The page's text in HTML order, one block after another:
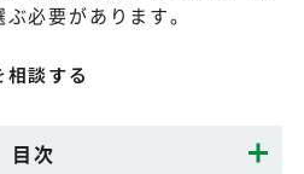
必要があります。
談する
目次